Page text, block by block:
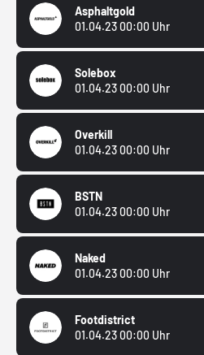
Asphaltgold
01.04.23 00:00 Uhr
Solebox
01.04.23 00:00 Uhr
Overkill
01.04.23 00:00 Uhr
BSTN
01.04.23 00:00 Uhr
Naked
01.04.23 00:00 Uhr
Footdistrict
01.04.23 00:00 Uhr